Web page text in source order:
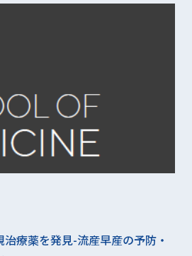
療薬を発見-流産早産の予防・